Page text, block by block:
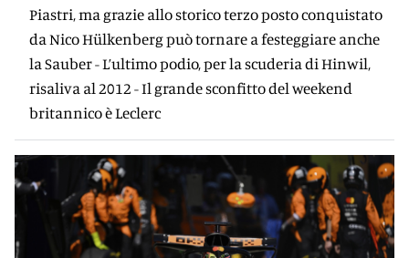
Piastri, ma grazie allo storico terzo posto conquistato
da Nico Hülkenberg può tornare a festeggiare anche
la Sauber - L’ultimo podio, per la scuderia di Hinwil,
risaliva al 2012 - Il grande sconfitto del weekend
britannico è Leclerc